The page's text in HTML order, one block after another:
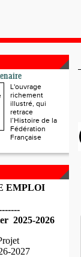
L'ouvrage
richement
illustré, qui
retrace
l’Histoire de la
Fédération
Française
EMPLOI
2025-2026
2027